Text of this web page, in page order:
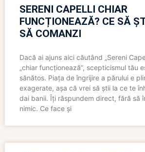
SERENI CAPELLI CHIAR
FUNCȚIONEAZĂ? CE SĂ
SĂ COMANZI
Dacă ai ajuns aici căutând „Sereni
„chiar funcționează”, scepticismul tău
sănătos. Piața de îngrijire a părului e
exagerate, așa că vrei să știi la ce te
dai banii. Îți răspundem direct, fără să
nimic. Ce face și